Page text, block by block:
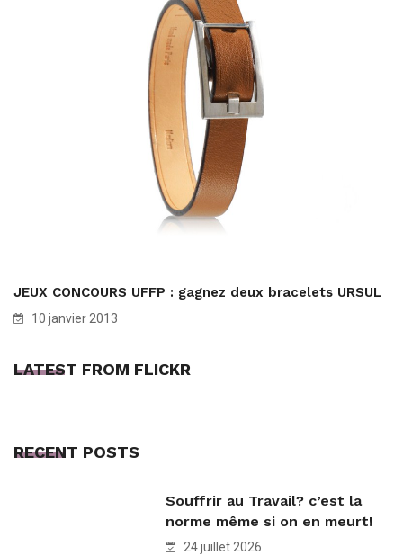
JEUX CONCOURS UFFP : gagnez deux bracelets URSUL
10 janvier 2013
LATEST FROM FLICKR
RECENT POSTS
Souffrir au Travail? c’est la
norme même si on en meurt!
24 juillet 2026